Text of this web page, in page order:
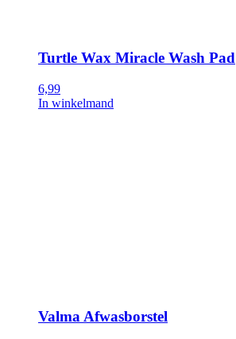
Turtle Wax Miracle Wash Pad
6,99
In winkelmand
Valma Afwasborstel